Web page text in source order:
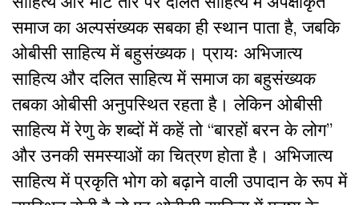
समाज का अल्पसंख्यक सबका ही स्थान पाता है, जबकि
ओबीसी साहित्य में बहुसंख्यक। प्रायः अभिजात्य
साहित्य और दलित साहित्य में समाज का बहुसंख्यक
तबका ओबीसी अनुपस्थित रहता है। लेकिन ओबीसी
साहित्य में रेणु के शब्दों में कहें तो “बारहों बरन के लोग”
और उनकी समस्याओं का चित्रण होता है। अभिजात्य
साहित्य में प्रकृति भोग को बढ़ाने वाली उपादान के रूप में